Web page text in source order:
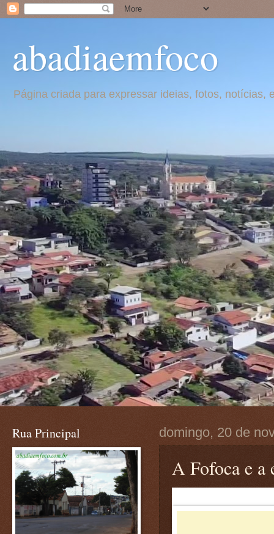
abadiaemfoco
Página criada para expressar ideias, fotos,
domingo, 20 de
A Fofoca e a
Rua Principal